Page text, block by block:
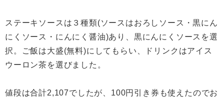
ステーキソースは３種類(ソースはおろしソース・黒にん
にくソース・にんにく醤油)あり、黒にんにくソースを選
択。ご飯は大盛(無料)にしてもらい、ドリンクはアイス
ウーロン茶を選びました。
値段は合計2,107でしたが、100円引き券も使えたのでお